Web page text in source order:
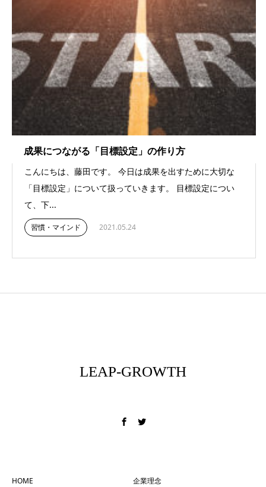
成果につながる「目標設定」の作り方
こんにちは、藤田です。 今日は成果を出すために大切な
「目標設定」について扱っていきます。 目標設定につい
て、下...
習慣・マインド 2021.05.24
LEAP-GROWTH
HOME 企業理念